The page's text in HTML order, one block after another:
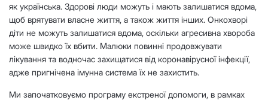
як українська. Здорові люди можуть і мають залишатися вдома,
щоб врятувати власне життя, а також життя інших. Онкохворі
діти не можуть залишатися вдома, оскільки агресивна хвороба
може швидко їх вбити. Малюки повинні продовжувати
лікування та водночас захищатися від коронавірусної інфекції,
адже пригнічена імунна система їх не захистить.
Ми започатковуємо програму екстреної допомоги, в рамках